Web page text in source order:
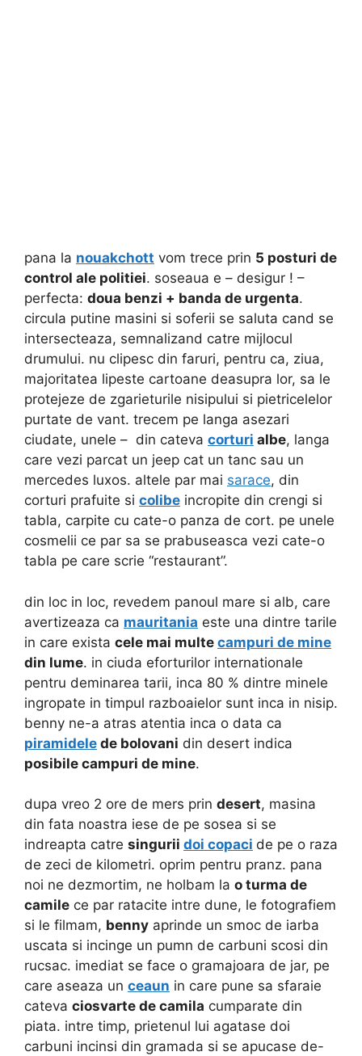
pana la nouakchott vom trece prin 5 posturi de
control ale politiei. soseaua e – desigur ! –
perfecta: doua benzi + banda de urgenta.
circula putine masini si soferii se saluta cand se
intersecteaza, semnalizand catre mijlocul
drumului. nu clipesc din faruri, pentru ca, ziua,
majoritatea lipeste cartoane deasupra lor, sa le
protejeze de zgarieturile nisipului si pietricelelor
purtate de vant. trecem pe langa asezari
ciudate, unele – din cateva corturi albe, langa
care vezi parcat un jeep cat un tanc sau un
mercedes luxos. altele par mai sarace, din
corturi prafuite si colibe incropite din crengi si
tabla, carpite cu cate-o panza de cort. pe unele
cosmelii ce par sa se prabuseasca vezi cate-o
tabla pe care scrie “restaurant”.
din loc in loc, revedem panoul mare si alb, care
avertizeaza ca mauritania este una dintre tarile
in care exista cele mai multe campuri de mine
din lume. in ciuda eforturilor internationale
pentru deminarea tarii, inca 80 % dintre minele
ingropate in timpul razboaielor sunt inca in nisip.
benny ne-a atras atentia inca o data ca
piramidele de bolovani din desert indica
posibile campuri de mine.
dupa vreo 2 ore de mers prin desert, masina
din fata noastra iese de pe sosea si se
indreapta catre singurii doi copaci de pe o raza
de zeci de kilometri. oprim pentru pranz. pana
noi ne dezmortim, ne holbam la o turma de
camile ce par ratacite intre dune, le fotografiem
si le filmam, benny aprinde un smoc de iarba
uscata si incinge un pumn de carbuni scosi din
rucsac. imediat se face o gramajoara de jar, pe
care aseaza un ceaun in care pune sa sfaraie
cateva ciosvarte de camila cumparate din
piata. intre timp, prietenul lui agatase doi
carbuni incinsi din gramada si se apucase de-